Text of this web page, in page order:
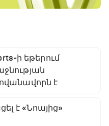
ի եթերում
է
է «Նոայից»